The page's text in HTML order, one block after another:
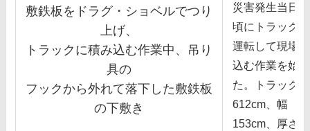
敷鉄板をドラグ・ショベルでつり
上げ、
トラックに積み込む作業中、吊り
具の
フックから外れて落下した敷鉄板
の下敷き
災害発⽣当⽇
頃にトラックを
運転して現場
込む作業を始め
た。トラック
612cm、幅
153cm、厚さ